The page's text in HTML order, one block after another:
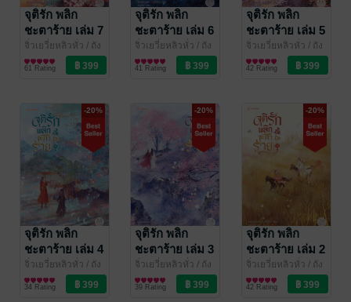
จุติรัก พลิก
ชะตาร้าย เล่ม 7
(เล่มจบ)
จิ่วเยวี่ยหลิวหั่ว / ถัง
เจวียน/ แจ่มใส
นิยายรักจีนโบราณ
61 Rating
จุติรัก พลิก
ชะตาร้าย เล่ม 6
จิ่วเยวี่ยหลิวหั่ว / ถัง
เจวียน/ แจ่มใส
นิยายรักจีนโบราณ
41 Rating
จุติรัก พลิก
ชะตาร้าย เล่ม 5
จิ่วเยวี่ยหลิวหั่ว / ถัง
เจวียน/ แจ่มใส
นิยายรักจีนโบราณ
42 Rating
-20%
จุติรัก พลิก
ชะตาร้าย เล่ม 4
จิ่วเยวี่ยหลิวหั่ว / ถัง
เจวียน/ แจ่มใส
นิยายรักจีนโบราณ
34 Rating
-20%
จุติรัก พลิก
ชะตาร้าย เล่ม 3
จิ่วเยวี่ยหลิวหั่ว / ถัง
เจวียน/ แจ่มใส
นิยายรักจีนโบราณ
39 Rating
-20%
จุติรัก พลิก
ชะตาร้าย เล่ม 2
จิ่วเยวี่ยหลิวหั่ว / ถัง
เจวียน/ แจ่มใส
นิยายรักจีนโบราณ
42 Rating